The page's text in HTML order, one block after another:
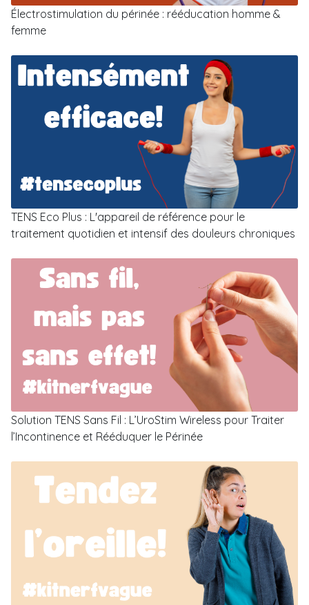
Électrostimulation du périnée : rééducation homme &
femme
TENS Eco Plus : L'appareil de référence pour le
traitement quotidien et intensif des douleurs chroniques
Solution TENS Sans Fil : L’UroStim Wireless pour Traiter
l’Incontinence et Rééduquer le Périnée